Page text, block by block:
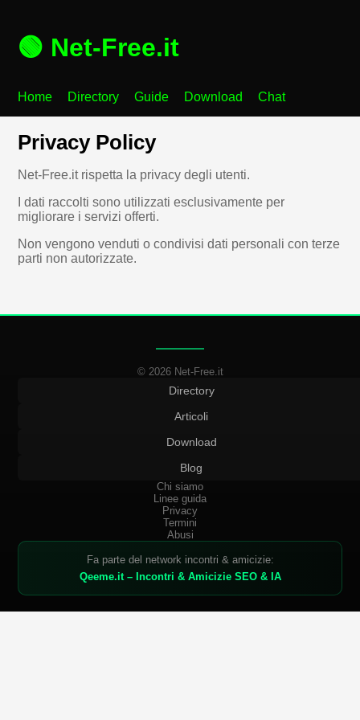
🟢 Net-Free.it
Home Directory Guide Download Chat
Privacy Policy
Net-Free.it rispetta la privacy degli utenti.
I dati raccolti sono utilizzati esclusivamente per
migliorare i servizi offerti.
Non vengono venduti o condivisi dati personali con terze
parti non autorizzate.
© 2026 Net-Free.it
Directory
Articoli
Download
Blog
Chi siamo
Linee guida
Privacy
Termini
Abusi
Fa parte del network incontri & amicizie:
Qeeme.it – Incontri & Amicizie SEO & IA